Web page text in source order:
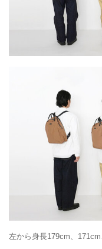
左から身長179cm、